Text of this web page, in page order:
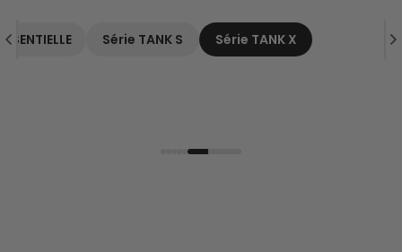
Série TANK S Série TANK X
DÉCOUVRIR PLUS